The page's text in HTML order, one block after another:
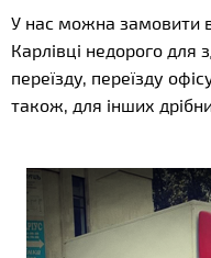
У нас можна замовити
Карлівці недорого для
переїзду, переїзду
також, для інших